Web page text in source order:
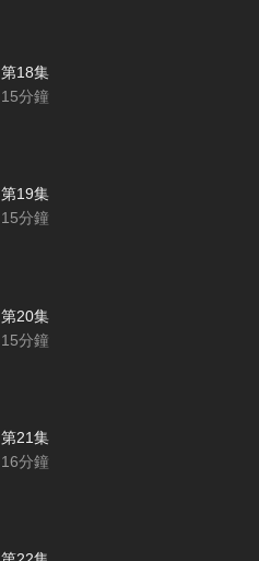
第18集
15分鐘
第19集
15分鐘
第20集
15分鐘
第21集
16分鐘